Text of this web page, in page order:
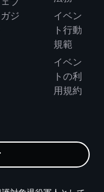
ジ
イベン
ト行動
規範
イベン
トの利
用規約